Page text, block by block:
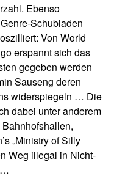
Ebenso
Schubladen
Von World
erspannt sich das
gegeben werden
Sauseng deren
widerspiegeln … Die
dabei unter anderem
„Ministry of Silly
Weg illegal in Nicht-
…